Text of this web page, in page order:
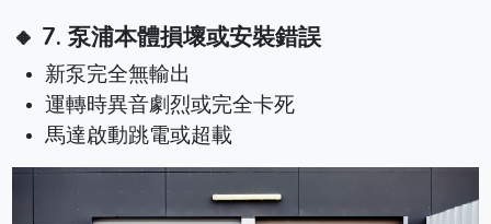
🔸 7. 泵浦本體損壞或安裝錯誤
新泵完全無輸出
運轉時異音劇烈或完全卡死
馬達啟動跳電或超載